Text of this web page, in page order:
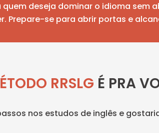
deseja dominar o idioma sem
Prepare-se para abrir portas e
RRSLG É PRA
nos estudos de inglês e